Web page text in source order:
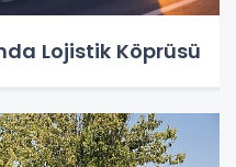
Lojistik Köprüsü